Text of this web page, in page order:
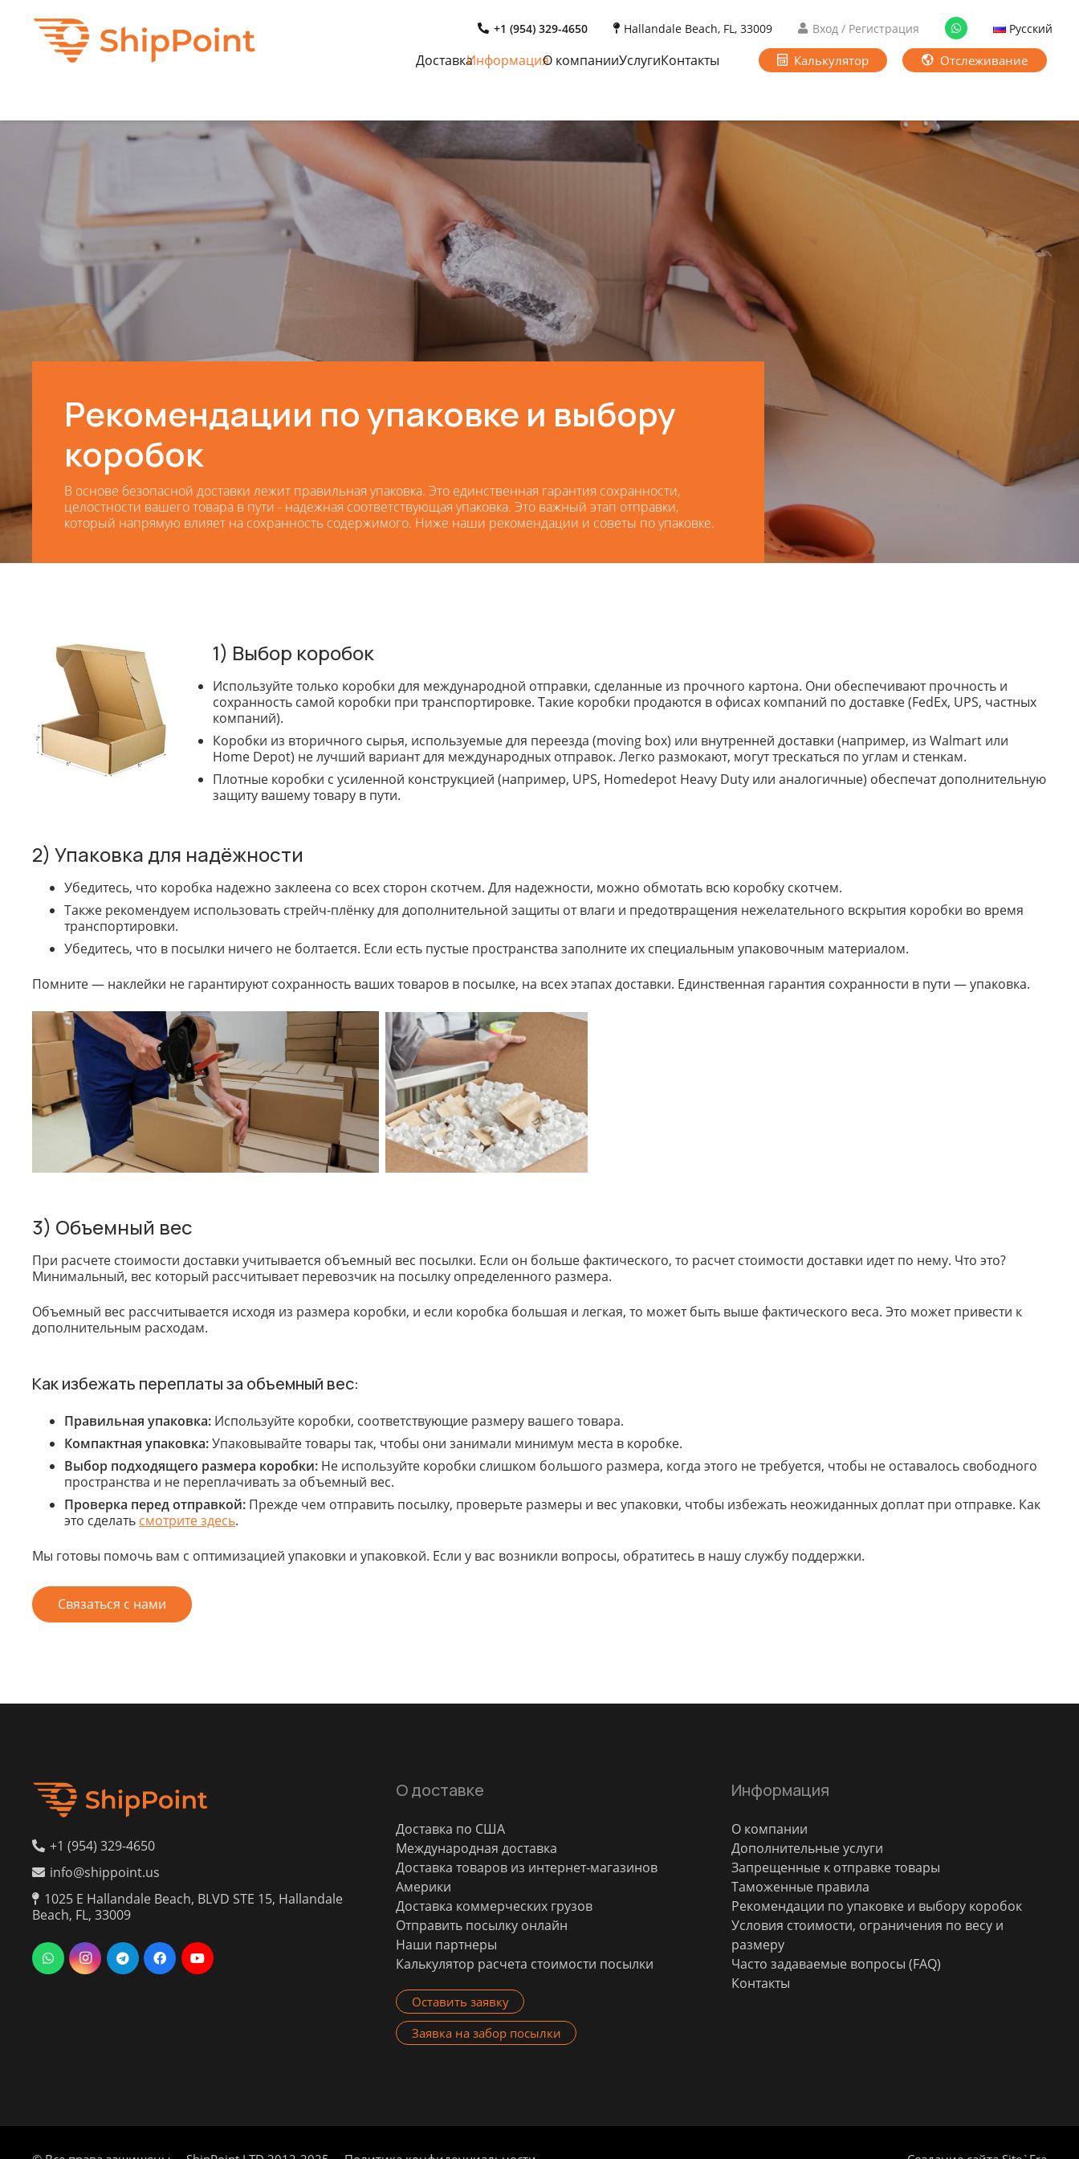
+1 (954) 329-4650 Hallandale Beach, FL, 33009 Вход / Регистрация Русский
ДоставкаИнформацияО компанииУслугиКонтакты Калькулятор Отслеживание
Рекомендации по упаковке и выбору
коробок
В основе безопасной доставки лежит правильная упаковка. Это единственная гарантия сохранности,
целостности вашего товара в пути - надежная соответствующая упаковка. Это важный этап отправки,
который напрямую влияет на сохранность содержимого. Ниже наши рекомендации и советы по упаковке.
1) Выбор коробок
Используйте только коробки для международной отправки, сделанные из прочного картона. Они обеспечивают прочность и
сохранность самой коробки при транспортировке. Такие коробки продаются в офисах компаний по доставке (FedEx, UPS, частных
компаний).
Коробки из вторичного сырья, используемые для переезда (moving box) или внутренней доставки (например, из Walmart или
Home Depot) не лучший вариант для международных отправок. Легко размокают, могут трескаться по углам и стенкам.
Плотные коробки с усиленной конструкцией (например, UPS, Homedepot Heavy Duty или аналогичные) обеспечат дополнительную
защиту вашему товару в пути.
2) Упаковка для надёжности
Убедитесь, что коробка надежно заклеена со всех сторон скотчем. Для надежности, можно обмотать всю коробку скотчем.
Также рекомендуем использовать стрейч-плёнку для дополнительной защиты от влаги и предотвращения нежелательного вскрытия коробки во время
транспортировки.
Убедитесь, что в посылки ничего не болтается. Если есть пустые пространства заполните их специальным упаковочным материалом.
Помните — наклейки не гарантируют сохранность ваших товаров в посылке, на всех этапах доставки. Единственная гарантия сохранности в пути — упаковка.
3) Объемный вес
При расчете стоимости доставки учитывается объемный вес посылки. Если он больше фактического, то расчет стоимости доставки идет по нему. Что это?
Минимальный, вес который рассчитывает перевозчик на посылку определенного размера.
Объемный вес рассчитывается исходя из размера коробки, и если коробка большая и легкая, то может быть выше фактического веса. Это может привести к
дополнительным расходам.
Как избежать переплаты за объемный вес:
Правильная упаковка: Используйте коробки, соответствующие размеру вашего товара.
Компактная упаковка:Упаковывайте товары так, чтобы они занимали минимум места в коробке.
Выбор подходящего размера коробки: Не используйте коробки слишком большого размера, когда этого не требуется, чтобы не оставалось свободного
пространства и не переплачивать за объемный вес.
Проверка перед отправкой: Прежде чем отправить посылку, проверьте размеры и вес упаковки, чтобы избежать неожиданных доплат при отправке. Как
это сделать смотрите здесь.
Мы готовы помочь вам с оптимизацией упаковки и упаковкой. Если у вас возникли вопросы, обратитесь в нашу службу поддержки.
Связаться с нами
+1 (954) 329-4650
info@shippoint.us
1025 E Hallandale Beach, BLVD STE 15, Hallandale
Beach, FL, 33009
О доставке
Доставка по США
Международная доставка
Доставка товаров из интернет-магазинов
Америки
Доставка коммерческих грузов
Отправить посылку онлайн
Наши партнеры
Калькулятор расчета стоимости посылки
Оставить заявку
Заявка на забор посылки
Информация
О компании
Дополнительные услуги
Запрещенные к отправке товары
Таможенные правила
Рекомендации по упаковке и выбору коробок
Условия стоимости, ограничения по весу и
размеру
Часто задаваемые вопросы (FAQ)
Контакты